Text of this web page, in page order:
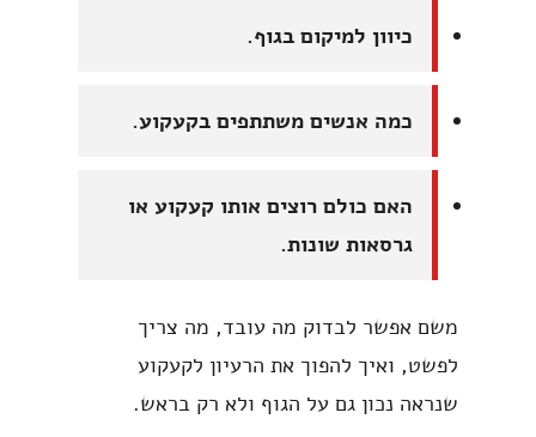
כיוון למיקום בגוף.
כמה אנשים משתתפים בקעקוע.
האם כולם רוצים אותו קעקוע או
גרסאות שונות.
משם אפשר לבדוק מה עובד, מה צריך
לפשט, ואיך להפוך את הרעיון לקעקוע
שנראה נכון גם על הגוף ולא רק בראש.